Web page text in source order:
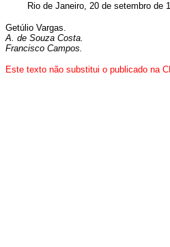
Rio de Janeiro, 20 de setembro de
Getúlio Vargas.
A. de Souza Costa.
Francisco Campos.
Este texto não substitui o publicado na